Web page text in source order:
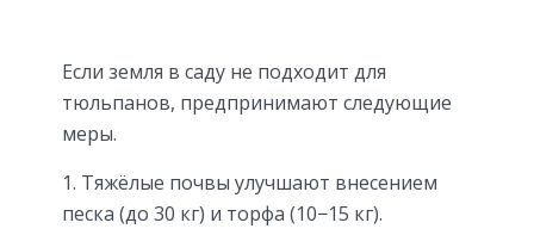
Если земля в саду не подходит для
тюльпанов, предпринимают следующие
меры.
Тяжёлые почвы улучшают внесением
песка (до 30 кг) и торфа (10−15 кг).